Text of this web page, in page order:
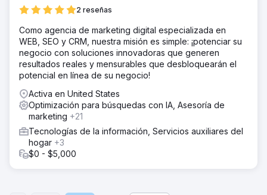
2 reseñas
Como agencia de marketing digital especializada en
WEB, SEO y CRM, nuestra misión es simple: ¡potenciar su
negocio con soluciones innovadoras que generen
resultados reales y mensurables que desbloquearán el
potencial en línea de su negocio!
Activa en United States
Optimización para búsquedas con IA, Asesoría de
marketing +21
Tecnologías de la información, Servicios auxiliares del
hogar +3
$0 - $5,000